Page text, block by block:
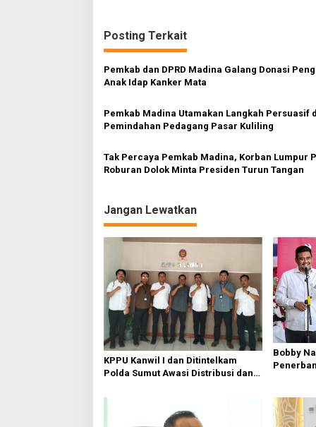
i
g
a
s
i
p
s
Posting Terkait
Pemkab dan DPRD Madina Galang Donasi
Anak Idap Kanker Mata
Pemkab Madina Utamakan Langkah Persuasif
Pemindahan Pedagang Pasar Kuliling
Tak Percaya Pemkab Madina, Korban Lumpur
Roburan Dolok Minta Presiden Turun Tangan
Jangan Lewatkan
KPPU Kanwil I dan Ditintelkam
Polda Sumut Awasi Distribusi dan
Bobby
Perkuat